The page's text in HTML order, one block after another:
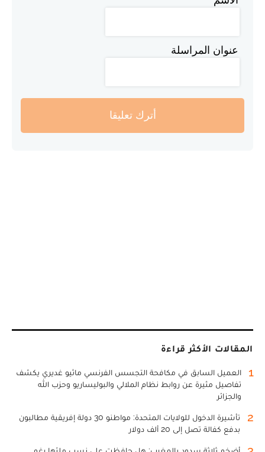
عنوان المراسلة
أترك تعليقا
المقالات الأكثر قراءة
1
العميل السابق في مكافحة التجسس الفرنسي ماثيو غديري يكشف
تفاصيل مثيرة عن روابط نظام الملالي والبوليساريو وحزب الله
والجزائر
2
تأشيرة الدخول للولايات المتحدة: مواطنو 30 دولة إفريقية مطالبون
بدفع كفالة تصل إلى 20 ألف دولار
أضخم ثلاثة سدود بالمغرب: هل حافظت على نسب ملئها رغم